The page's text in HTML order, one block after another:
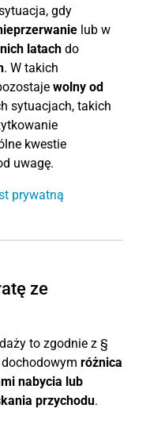
gdy
lub w
latach do
. W takich
wolny od
sytuacjach, takich
kwestie
uwagę.
prywatną
ze
to zgodnie z §
różnica
nabycia lub
przychodu.